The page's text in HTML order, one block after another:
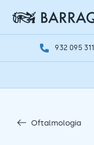
932 095 311
Oftalmologia